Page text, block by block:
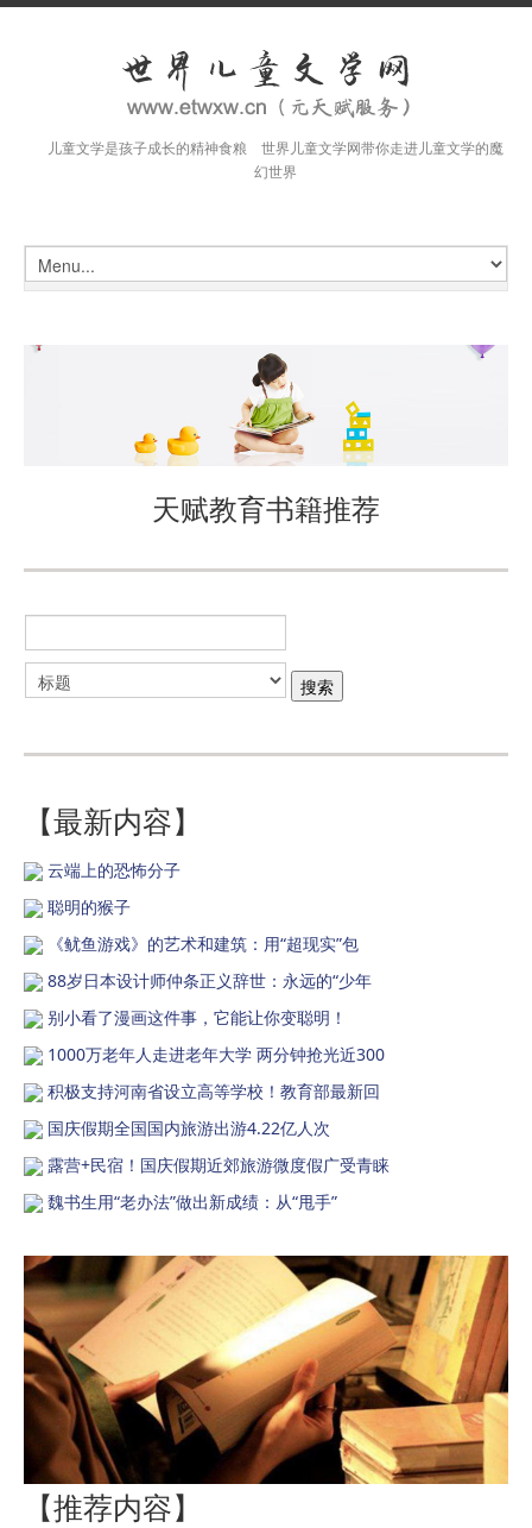
儿童文学是孩子成长的精神食粮 世界儿童文学网带你走进儿童文学的魔
幻世界
天赋教育书籍推荐
【最新内容】
云端上的恐怖分子
聪明的猴子
《鱿鱼游戏》的艺术和建筑：用“超现实”包
88岁日本设计师仲条正义辞世：永远的“少年
别小看了漫画这件事，它能让你变聪明！
1000万老年人走进老年大学 两分钟抢光近300
积极支持河南省设立高等学校！教育部最新回
国庆假期全国国内旅游出游4.22亿人次
露营+民宿！国庆假期近郊旅游微度假广受青睐
魏书生用“老办法”做出新成绩：从“甩手”
【推荐内容】